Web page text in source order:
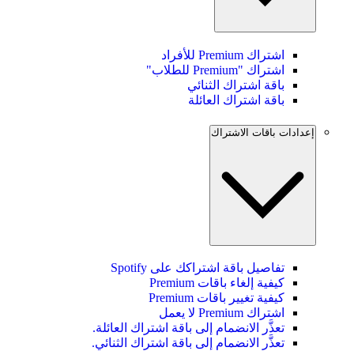
اشتراك Premium للأفراد
اشتراك "Premium للطلاب"
باقة اشتراك الثنائي
باقة اشتراك العائلة
إعدادات باقات الاشتراك
تفاصيل باقة اشتراكك على Spotify
كيفية إلغاء باقات Premium
كيفية تغيير باقات Premium
اشتراك Premium لا يعمل
تعذَّر الانضمام إلى باقة اشتراك العائلة.
تعذَّر الانضمام إلى باقة اشتراك الثنائي.